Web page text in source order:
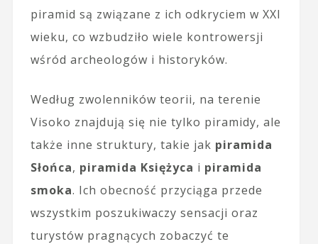
piramid są związane z ich odkryciem w XXI
wieku, co wzbudziło wiele kontrowersji
wśród archeologów i historyków.
Według zwolenników teorii, na terenie
Visoko znajdują się nie tylko piramidy, ale
także inne struktury, takie jak piramida
Słońca, piramida Księżyca i piramida
smoka. Ich obecność przyciąga przede
wszystkim poszukiwaczy sensacji oraz
turystów pragnących zobaczyć te